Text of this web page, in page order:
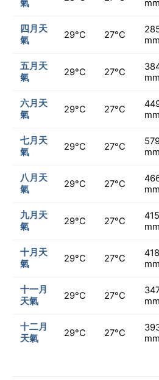
氣 mm
四月天
氣
29°C 27°C
mm
五月天
氣
29°C 27°C
mm
六月天
氣
29°C 27°C
mm
七月天
氣
29°C 27°C
mm
八月天
氣
29°C 27°C
mm
九月天
氣
29°C 27°C
415
mm
十月天
氣
29°C 27°C
418
mm
十一月
天氣
29°C 27°C
mm
十二月
天氣
29°C 27°C
mm